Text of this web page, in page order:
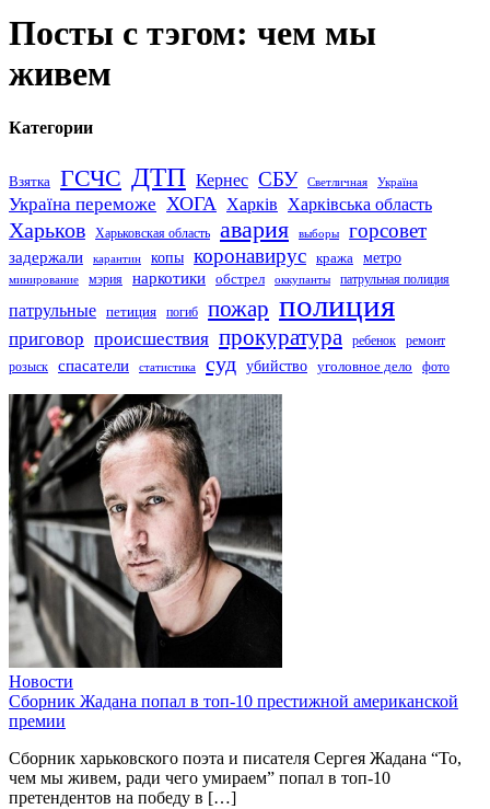
Посты с тэгом: чем мы
живем
Категории
Взятка ГСЧС ДТП Кернес СБУ Светличная Україна
Україна переможе ХОГА Харків Харківська область
Харьков Харьковская область авария выборы горсовет
задержали карантин копы коронавирус кража метро
минирование мэрия наркотики обстрел оккупанты патрульная полиция
патрульные петиция погиб пожар полиция
приговор происшествия прокуратура ребенок
ремонт
розыск
спасатели статистика суд убийство уголовное дело фото
Новости
Сборник Жадана попал в топ-10 престижной американской
премии
Сборник харьковского поэта и писателя Сергея Жадана “То,
чем мы живем, ради чего умираем” попал в топ-10
претендентов на победу в […]